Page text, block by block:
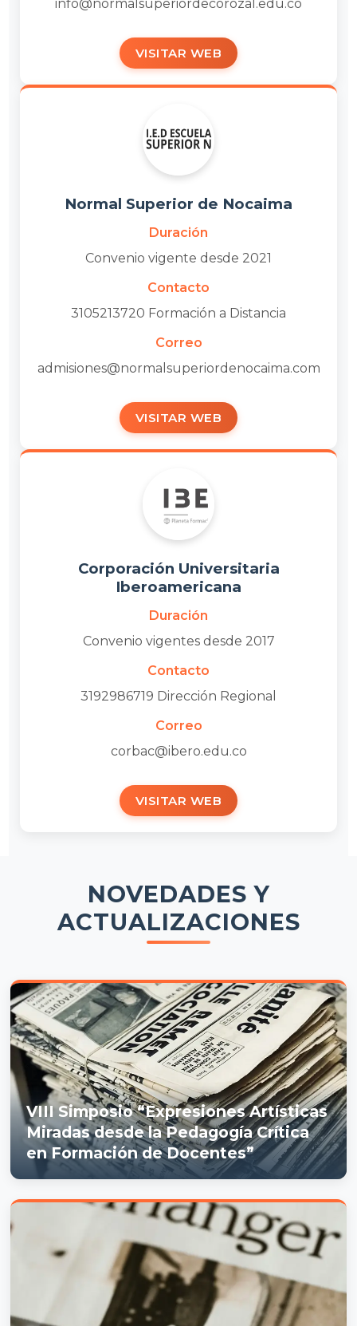
info@normalsuperiordecorozal.edu.co
VISITAR WEB
Normal Superior de Nocaima
Duración
Convenio vigente desde 2021
Contacto
3105213720 Formación a Distancia
Correo
admisiones@normalsuperiordenocaima.com
VISITAR WEB
Corporación Universitaria
Iberoamericana
Duración
Convenio vigentes desde 2017
Contacto
3192986719 Dirección Regional
Correo
corbac@ibero.edu.co
VISITAR WEB
NOVEDADES Y
ACTUALIZACIONES
VIII Simposio “Expresiones Artísticas
Miradas desde la Pedagogía Crítica
en Formación de Docentes”